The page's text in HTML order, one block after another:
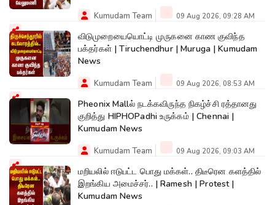
Kumudam Team 09 Aug 2026, 09:28 AM
விடுமுறையையொட்டி முருகனை காண குவிந்த
பக்தர்கள் | Tiruchendhur | Muruga | Kumudam
News
Kumudam Team 09 Aug 2026, 08:53 AM
Pheonix Mallல் நடக்கவிருந்த நிகழ்ச்சி ரத்தானது
குறித்து HIPHOPadhi உருக்கம் | Chennai |
Kumudam News
Kumudam Team 09 Aug 2026, 09:03 AM
மறியலில் ஈடுபட்ட பொது மக்கள்.. திடீரென களத்தில்
இறங்கிய அமைச்சர்.. | Ramesh | Protest |
Kumudam News